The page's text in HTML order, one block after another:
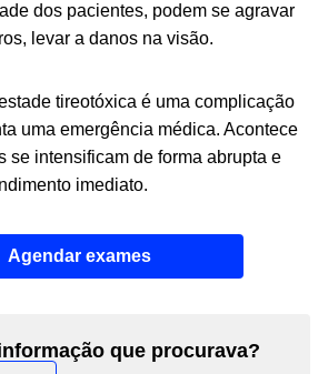
dos pacientes, podem se agravar
levar a danos na visão.
tireotóxica é uma complicação
uma emergência médica. Acontece
se intensificam de forma abrupta e
imediato.
Agendar exames
que procurava?